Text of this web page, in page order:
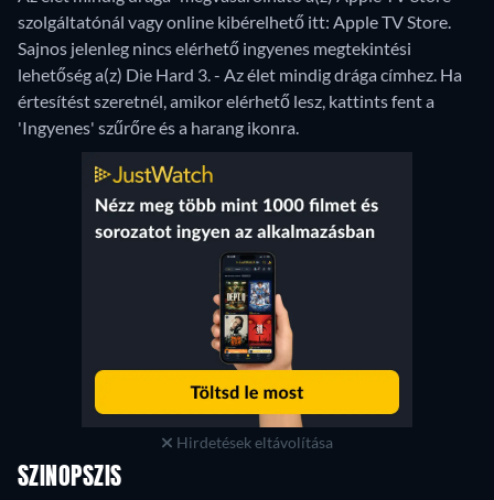
szolgáltatónál vagy online kibérelhető itt: Apple TV Store.
Sajnos jelenleg nincs elérhető ingyenes megtekintési
lehetőség a(z) Die Hard 3. - Az élet mindig drága címhez. Ha
értesítést szeretnél, amikor elérhető lesz, kattints fent a
'Ingyenes' szűrőre és a harang ikonra.
Hirdetések eltávolítása
SZINOPSZIS